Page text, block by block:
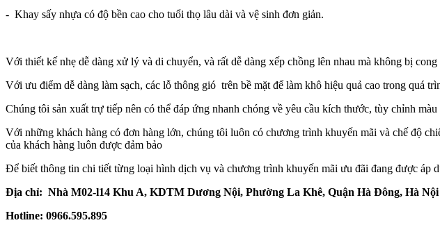
- Khay sấy nhựa có độ bền cao cho tuổi thọ lâu dài và vệ sinh đơn giản.
Với thiết kế nhẹ dễ dàng xử lý và di chuyển, và rất dễ dàng xếp chồng lên nhau mà không bị
Với ưu điểm dễ dàng làm sạch, các lỗ thông gió trên bề mặt để làm khô hiệu quả cao trong quá
Chúng tôi sản xuất trự tiếp nên có thể đáp ứng nhanh chóng về yêu cầu kích thước, tùy chỉnh
Với những khách hàng có đơn hàng lớn, chúng tôi luôn có chương trình khuyến mãi và chế độ
của khách hàng luôn được đảm bảo
Để biết thông tin chi tiết từng loại hình dịch vụ và chương trình khuyến mãi ưu đãi đang được áp
Địa chỉ: Nhà M02-l14 Khu A, KDTM Dương Nội, Phường La Khê, Quận Hà Đông, Hà Nội
Hotline: 0966.595.895